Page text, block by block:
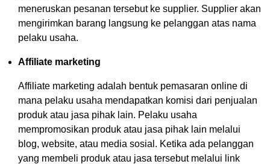
meneruskan pesanan tersebut ke supplier. Supplier akan
mengirimkan barang langsung ke pelanggan atas nama
pelaku usaha.
Affiliate marketing
Affiliate marketing adalah bentuk pemasaran online di
mana pelaku usaha mendapatkan komisi dari penjualan
produk atau jasa pihak lain. Pelaku usaha
mempromosikan produk atau jasa pihak lain melalui
blog, website, atau media sosial. Ketika ada pelanggan
yang membeli produk atau jasa tersebut melalui link